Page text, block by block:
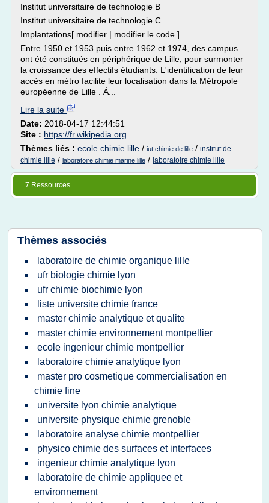
Institut universitaire de technologie B
Institut universitaire de technologie C
Implantations[ modifier | modifier le code ]
Entre 1950 et 1953 puis entre 1962 et 1974, des campus
ont été constitués en périphérique de Lille, pour surmonter
la croissance des effectifs étudiants. L'identification de leur
accès en métro facilite leur localisation dans la Métropole
européenne de Lille . À...
Lire la suite
Date: 2018-04-17 12:44:51
Site : https://fr.wikipedia.org
Thèmes liés : ecole chimie lille / iut chimie de lille / institut de
chimie lille / laboratoire chimie marine lille / laboratoire chimie lille
7 Ressources
Thèmes associés
laboratoire de chimie organique lille
ufr biologie chimie lyon
ufr chimie biochimie lyon
liste universite chimie france
master chimie analytique et qualite
master chimie environnement montpellier
ecole ingenieur chimie montpellier
laboratoire chimie analytique lyon
master pro cosmetique commercialisation en
chimie fine
universite lyon chimie analytique
universite physique chimie grenoble
laboratoire analyse chimie montpellier
physico chimie des surfaces et interfaces
ingenieur chimie analytique lyon
laboratoire de chimie appliquee et
environnement